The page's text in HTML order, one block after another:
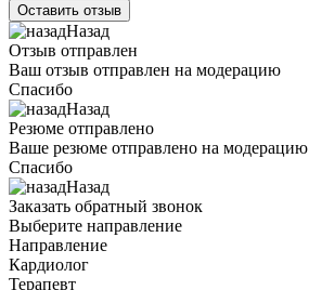
Оставить отзыв
Назад
Отзыв отправлен
Ваш отзыв отправлен на модерацию
Спасибо
Назад
Резюме отправлено
Ваше резюме отправлено на модерацию
Спасибо
Назад
Заказать обратный звонок
Выберите направление
Направление
Кардиолог
Терапевт